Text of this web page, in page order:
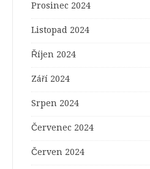
Prosinec 2024
Listopad 2024
Říjen 2024
Září 2024
Srpen 2024
Červenec 2024
Červen 2024